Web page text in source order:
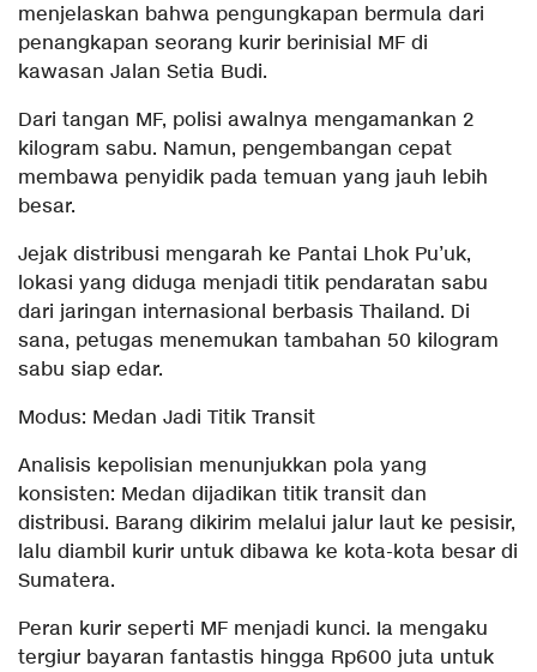
menjelaskan bahwa pengungkapan bermula dari
penangkapan seorang kurir berinisial MF di
kawasan Jalan Setia Budi.
Dari tangan MF, polisi awalnya mengamankan 2
kilogram sabu. Namun, pengembangan cepat
membawa penyidik pada temuan yang jauh lebih
besar.
Jejak distribusi mengarah ke Pantai Lhok Pu’uk,
lokasi yang diduga menjadi titik pendaratan sabu
dari jaringan internasional berbasis Thailand. Di
sana, petugas menemukan tambahan 50 kilogram
sabu siap edar.
Modus: Medan Jadi Titik Transit
Analisis kepolisian menunjukkan pola yang
konsisten: Medan dijadikan titik transit dan
distribusi. Barang dikirim melalui jalur laut ke pesisir,
lalu diambil kurir untuk dibawa ke kota-kota besar di
Sumatera.
Peran kurir seperti MF menjadi kunci. Ia mengaku
tergiur bayaran fantastis hingga Rp600 juta untuk